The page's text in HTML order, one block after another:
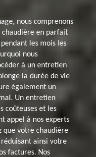
nous comprenons
en parfait
les mois les
nous
à un entretien
la durée de vie
également un
Un entretien
coûteuses et les
appel à nos experts
que votre chaudière
ainsi votre
factures. Nos